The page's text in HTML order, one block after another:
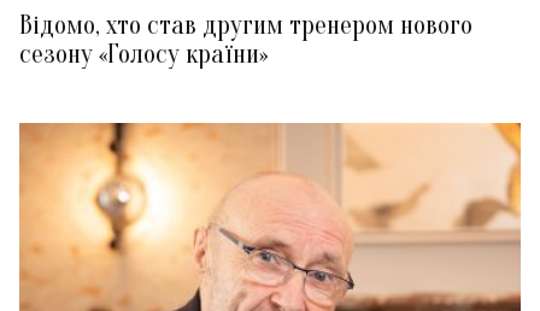
Відомо, хто став другим тренером нового
сезону «Голосу країни»